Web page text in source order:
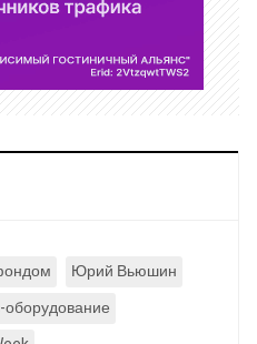
Юрий Вьюшин